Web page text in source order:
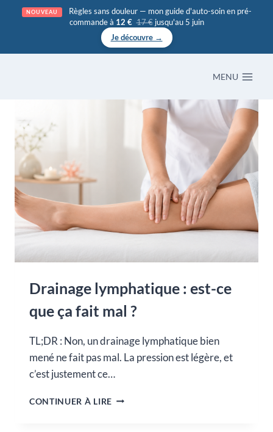
NOUVEAU
Règles sans douleur — mon guide d'auto-soin en pré-
commande à 12 € 17 €jusqu'au 5 juin
Je découvre →
MENU
Drainage lymphatique : est-ce
que ça fait mal ?
TL;DR : Non, un drainage lymphatique bien
mené ne fait pas mal. La pression est légère, et
c’est justement ce…
CONTINUER À LIREDRAINAGE